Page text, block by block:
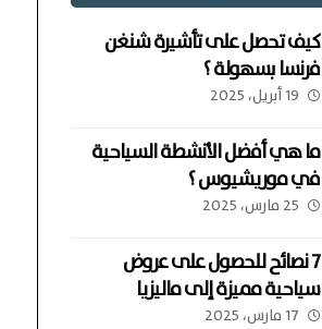
كيف تحصل على تأشيرة شنغن
فرنسا بسهولة ؟
19 أبريل، 2025
ما هي أفضل الأنشطة السياحية
في موريشيوس ؟
25 مارس، 2025
7 نصائح للحصول على عروض
سياحية مميزة إلى ماليزيا
17 مارس، 2025